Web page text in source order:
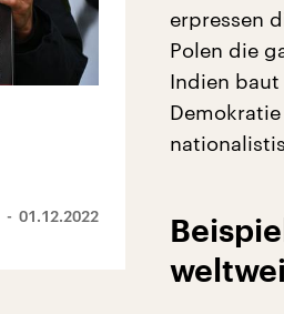
01.12.2022
erpressen
Polen die
Indien